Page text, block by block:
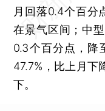
月回落0.4个百分
在景气区间；中
0.3个百分点，降
47.7%，比上月下
下。